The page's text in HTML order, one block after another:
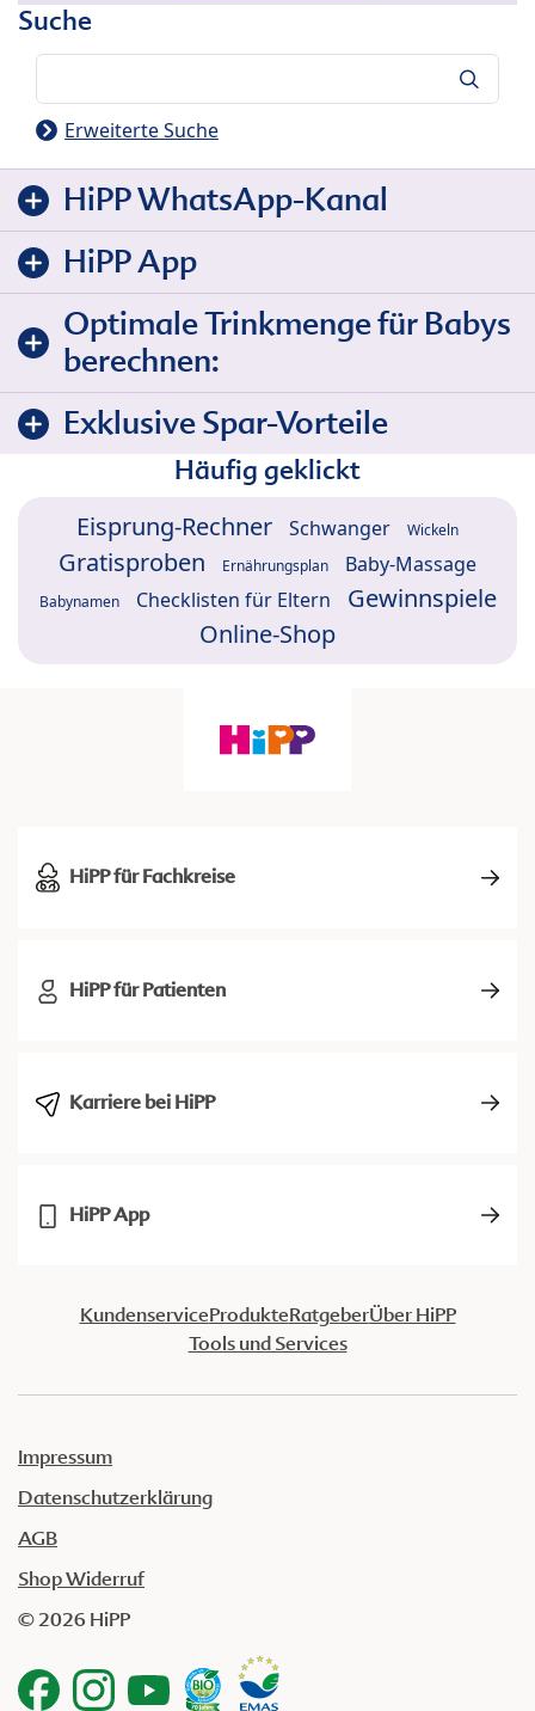
Suche
Erweiterte Suche
HiPP WhatsApp-Kanal
HiPP App
Optimale Trinkmenge für Babys
berechnen:
Exklusive Spar-Vorteile
Häufig geklickt
Eisprung-Rechner Schwanger Wickeln
Gratisproben Ernährungsplan Baby-Massage
Babynamen Checklisten für Eltern
Gewinnspiele
Online-Shop
HiPP für Fachkreise
HiPP für Patienten
Karriere bei HiPP
HiPP App
KundenserviceProdukteRatgeberÜber HiPP
Tools und Services
Impressum
Datenschutzerklärung
AGB
Shop Widerruf
© 2026 HiPP